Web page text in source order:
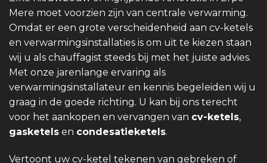
Mere moet voorzien zijn van centrale verwarming.
Omdat er een grote verscheidenheid aan cv-ketels
en verwarmingsinstallaties is om uit te kiezen staan
wij u als chauffagist steeds bij met het juiste advies.
Met onze jarenlange ervaring als
verwarmingsinstallateur en kennis begeleiden wij u
graag in de goede richting. U kan bij ons terecht
voor het aankopen en vervangen van cv-ketels,
gasketels en condesatieketels.
Vertoont uw cv-ketel tekenen van gebreken of